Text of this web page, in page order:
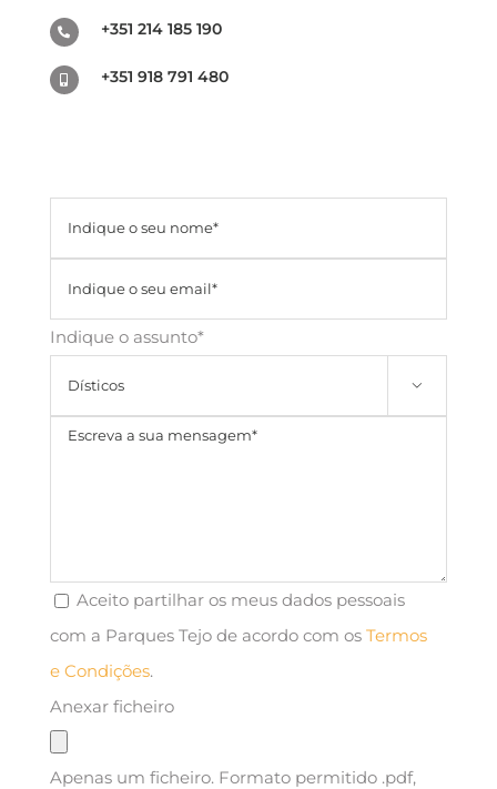
+351 214 185 190
+351 918 791 480
Indique o assunto*

Aceito partilhar os meus dados pessoais
com a Parques Tejo de acordo com os Termos
e Condições.
Anexar ficheiro
Apenas um ficheiro. Formato permitido .pdf,